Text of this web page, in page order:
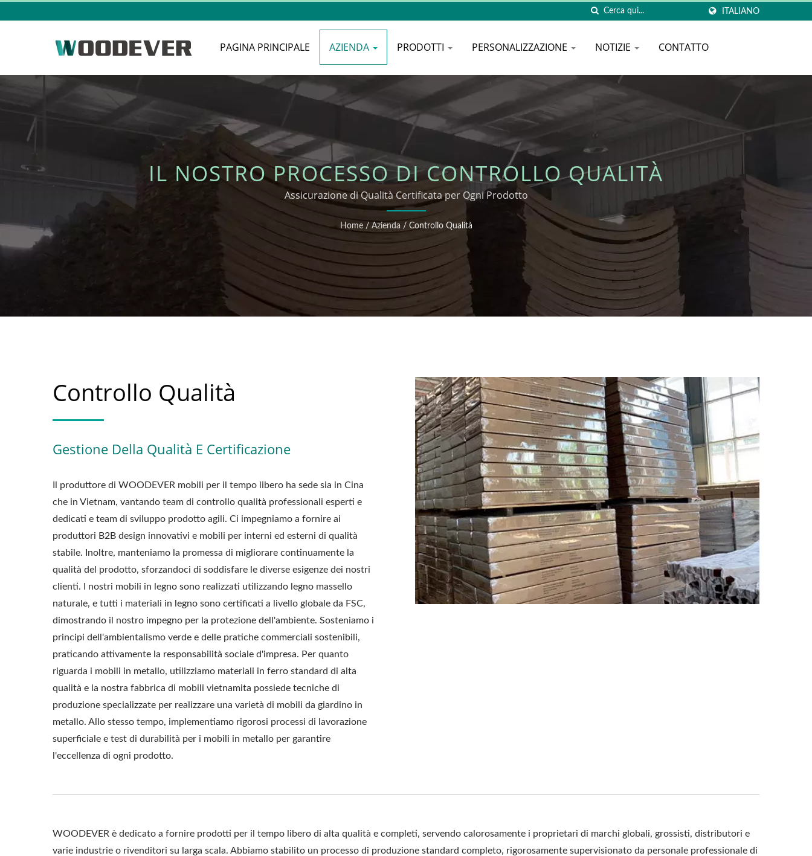
ITALIANO
PAGINA PRINCIPALE AZIENDA PRODOTTI PERSONALIZZAZIONE NOTIZIE CONTATTO
IL NOSTRO PROCESSO DI CONTROLLO QUALITÀ
Assicurazione di Qualità Certificata per Ogni Prodotto
Home / Azienda / Controllo Qualità
Controllo Qualità
Gestione Della Qualità E Certificazione
Il produttore di WOODEVER mobili per il tempo libero ha sede sia in Cina
che in Vietnam, vantando team di controllo qualità professionali esperti e
dedicati e team di sviluppo prodotto agili. Ci impegniamo a fornire ai
produttori B2B design innovativi e mobili per interni ed esterni di qualità
stabile. Inoltre, manteniamo la promessa di migliorare continuamente la
qualità del prodotto, sforzandoci di soddisfare le diverse esigenze dei nostri
clienti. I nostri mobili in legno sono realizzati utilizzando legno massello
naturale, e tutti i materiali in legno sono certificati a livello globale da FSC,
dimostrando il nostro impegno per la protezione dell'ambiente. Sosteniamo i
principi dell'ambientalismo verde e delle pratiche commerciali sostenibili,
praticando attivamente la responsabilità sociale d'impresa. Per quanto
riguarda i mobili in metallo, utilizziamo materiali in ferro standard di alta
qualità e la nostra fabbrica di mobili vietnamita possiede tecniche di
produzione specializzate per realizzare una varietà di mobili da giardino in
metallo. Allo stesso tempo, implementiamo rigorosi processi di lavorazione
superficiale e test di durabilità per i mobili in metallo per garantire
l'eccellenza di ogni prodotto.
WOODEVER è dedicato a fornire prodotti per il tempo libero di alta qualità e completi, servendo calorosamente i proprietari di marchi globali, grossisti, distributori e
varie industrie o rivenditori su larga scala. Abbiamo stabilito un processo di produzione standard completo, rigorosamente supervisionato da personale professionale di